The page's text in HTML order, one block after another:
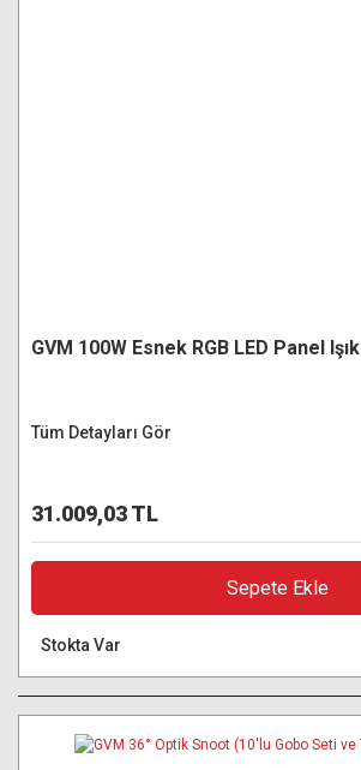
GVM 100W Esnek RGB LED Panel Işık
Tüm Detayları Gör
31.009,03 TL
Sepete Ekle
Stokta Var